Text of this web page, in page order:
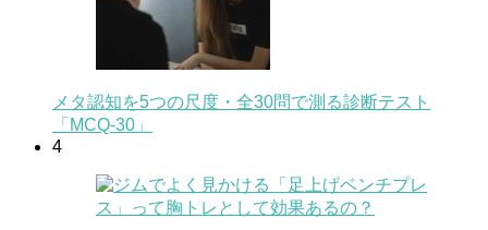
メタ認知を5つの尺度・全30問で測る診断テスト
「MCQ-30」
4